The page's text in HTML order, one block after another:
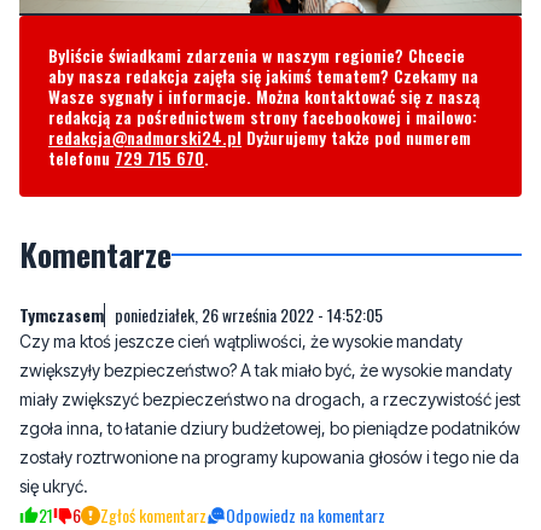
Byliście świadkami zdarzenia w naszym regionie? Chcecie
aby nasza redakcja zajęła się jakimś tematem? Czekamy na
Wasze sygnały i informacje. Można kontaktować się z naszą
redakcją za pośrednictwem strony facebookowej i mailowo:
redakcja@nadmorski24.pl Dyżurujemy także pod numerem
telefonu 729 715 670.
Komentarze
Tymczasem poniedziałek, 26 września 2022 - 14:52:05
Czy ma ktoś jeszcze cień wątpliwości, że wysokie mandaty
zwiększyły bezpieczeństwo? A tak miało być, że wysokie mandaty
miały zwiększyć bezpieczeństwo na drogach, a rzeczywistość jest
zgoła inna, to łatanie dziury budżetowej, bo pieniądze podatników
zostały roztrwonione na programy kupowania głosów i tego nie da
się ukryć.
21 6 Zgłoś komentarz Odpowiedz na komentarz